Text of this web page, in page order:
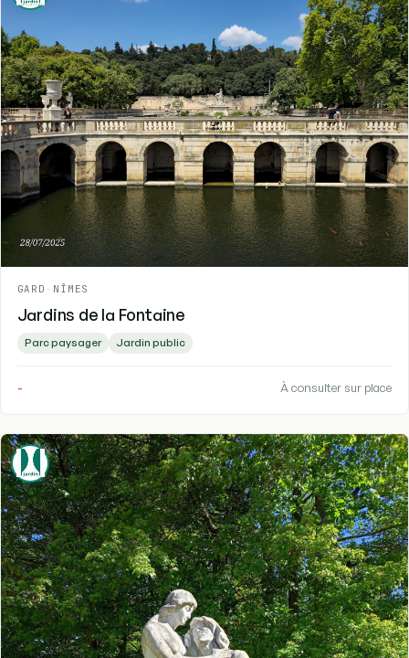
GARD - NÎMES
Jardins de la Fontaine
Parc paysager Jardin public
- À consulter sur place